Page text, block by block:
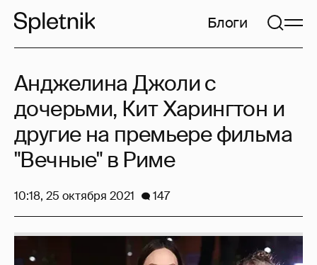
Блоги
Анджелина Джоли с
дочерьми, Кит Харингтон и
другие на премьере фильма
"Вечные" в Риме
10:18, 25 октября 2021 147